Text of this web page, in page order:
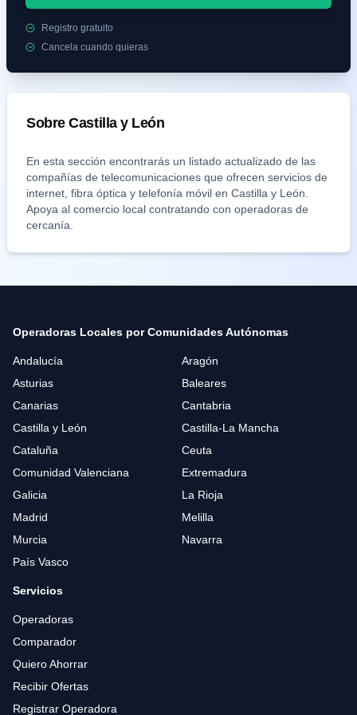
Registro gratuito
Cancela cuando quieras
SobreCastilla y León
En esta sección encontrarás un listado actualizado de las
compañías de telecomunicaciones que ofrecen servicios de
internet, fibra óptica y telefonía móvil en Castilla y León
Apoya al comercio local contratando con operadoras de
cercanía.
Operadoras Locales por Comunidades Autónomas
Andalucía
Aragón
Asturias
Baleares
Canarias
Cantabria
Castilla y León
Castilla-La Mancha
Cataluña
Ceuta
Comunidad Valenciana
Extremadura
Galicia
La Rioja
Madrid
Melilla
Murcia
Navarra
País Vasco
Servicios
Operadoras
Comparador
Quiero Ahorrar
Recibir Ofertas
Registrar Operadora